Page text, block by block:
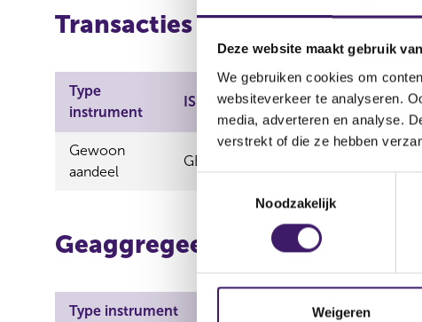
Deze website maakt gebruik
We gebruiken cookies om
websiteverkeer te analyseren.
media, adverteren en analyse.
verstrekt of die ze hebben
s
e
Noodzakelijk
Weigeren
Transacties
Type
instrument
ISIN
Aard
transactie
Gewoon
aandeel
GB00B10RZP78
Geaggregeerde informatie
Type instrument Aard